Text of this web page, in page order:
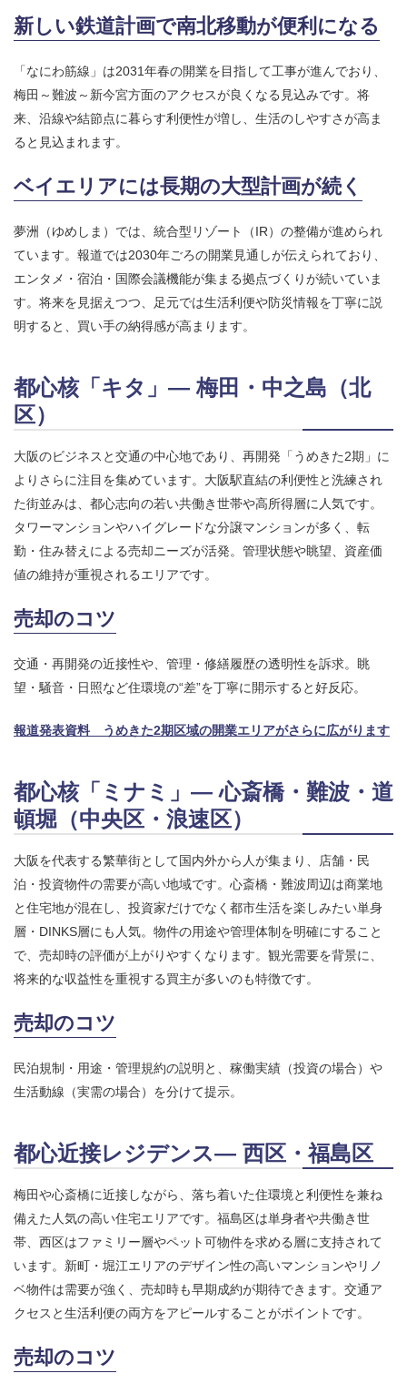
新しい鉄道計画で南北移動が便利になる
「なにわ筋線」は2031年春の開業を目指して工事が進んでおり、
梅田～難波～新今宮方面のアクセスが良くなる見込みです。将
来、沿線や結節点に暮らす利便性が増し、生活のしやすさが高ま
ると見込まれます。
ベイエリアには長期の大型計画が続く
夢洲（ゆめしま）では、統合型リゾート（IR）の整備が進められ
ています。報道では2030年ごろの開業見通しが伝えられており、
エンタメ・宿泊・国際会議機能が集まる拠点づくりが続いていま
す。将来を見据えつつ、足元では生活利便や防災情報を丁寧に説
明すると、買い手の納得感が高まります。
都心核「キタ」― 梅田・中之島（北
区）
大阪のビジネスと交通の中心地であり、再開発「うめきた2期」に
よりさらに注目を集めています。大阪駅直結の利便性と洗練され
た街並みは、都心志向の若い共働き世帯や高所得層に人気です。
タワーマンションやハイグレードな分譲マンションが多く、転
勤・住み替えによる売却ニーズが活発。管理状態や眺望、資産価
値の維持が重視されるエリアです。
売却のコツ
交通・再開発の近接性や、管理・修繕履歴の透明性を訴求。眺
望・騒音・日照など住環境の“差”を丁寧に開示すると好反応。
報道発表資料 うめきた2期区域の開業エリアがさらに広がります
都心核「ミナミ」― 心斎橋・難波・道
頓堀（中央区・浪速区）
大阪を代表する繁華街として国内外から人が集まり、店舗・民
泊・投資物件の需要が高い地域です。心斎橋・難波周辺は商業地
と住宅地が混在し、投資家だけでなく都市生活を楽しみたい単身
層・DINKS層にも人気。物件の用途や管理体制を明確にすること
で、売却時の評価が上がりやすくなります。観光需要を背景に、
将来的な収益性を重視する買主が多いのも特徴です。
売却のコツ
民泊規制・用途・管理規約の説明と、稼働実績（投資の場合）や
生活動線（実需の場合）を分けて提示。
都心近接レジデンス― 西区・福島区
梅田や心斎橋に近接しながら、落ち着いた住環境と利便性を兼ね
備えた人気の高い住宅エリアです。福島区は単身者や共働き世
帯、西区はファミリー層やペット可物件を求める層に支持されて
います。新町・堀江エリアのデザイン性の高いマンションやリノ
ベ物件は需要が強く、売却時も早期成約が期待できます。交通ア
クセスと生活利便の両方をアピールすることがポイントです。
売却のコツ